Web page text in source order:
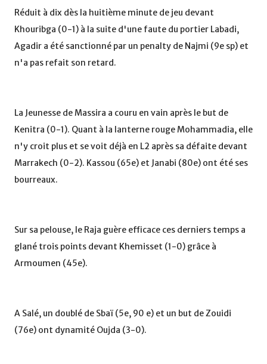
Réduit à dix dès la huitième minute de jeu devant
Khouribga (0-1) à la suite d'une faute du portier Labadi,
Agadir a été sanctionné par un penalty de Najmi (9e sp) et
n'a pas refait son retard.
La Jeunesse de Massira a couru en vain après le but de
Kenitra (0-1). Quant à la lanterne rouge Mohammadia, elle
n'y croit plus et se voit déjà en L2 après sa défaite devant
Marrakech (0-2). Kassou (65e) et Janabi (80e) ont été ses
bourreaux.
Sur sa pelouse, le Raja guère efficace ces derniers temps a
glané trois points devant Khemisset (1-0) grâce à
Armoumen (45e).
A Salé, un doublé de Sbaï (5e, 90 e) et un but de Zouidi
(76e) ont dynamité Oujda (3-0).